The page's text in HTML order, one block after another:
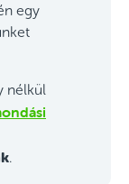
egy
nélkül
.